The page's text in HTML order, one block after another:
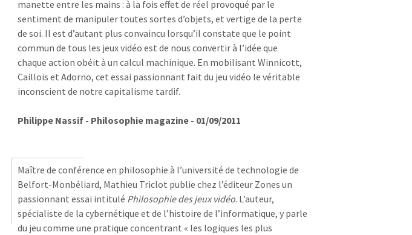
manette entre les mains : à la fois effet de réel provoqué par le
sentiment de manipuler toutes sortes d’objets, et vertige de la perte
de soi. Il est d’autant plus convaincu lorsqu’il constate que le point
commun de tous les jeux vidéo est de nous convertir à l’idée que
chaque action obéit à un calcul machinique. En mobilisant Winnicott,
Caillois et Adorno, cet essai passionnant fait du jeu vidéo le véritable
inconscient de notre capitalisme tardif.
Philippe Nassif - Philosophie magazine - 01/09/2011
Maître de conférence en philosophie à l’université de technologie de
Belfort-Monbéliard, Mathieu Triclot publie chez l’éditeur Zones un
passionnant essai intitulé Philosophie des jeux vidéo. L’auteur,
spécialiste de la cybernétique et de l’histoire de l’informatique, y parle
du jeu comme une pratique concentrant « les logiques les plus